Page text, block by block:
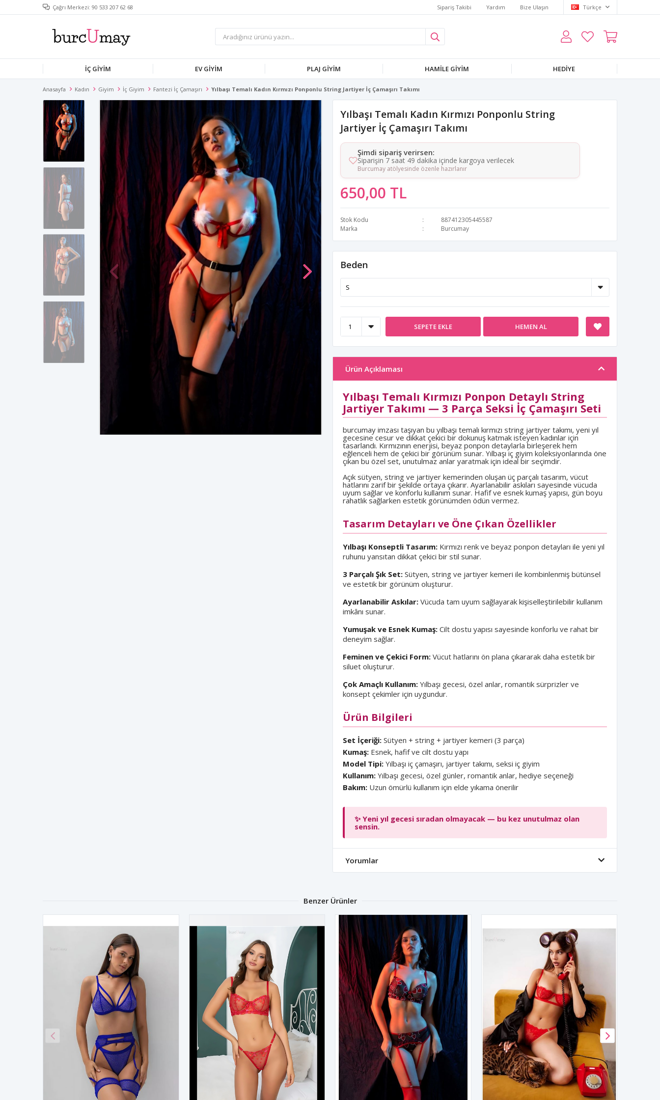
Çağrı Merkezi: 90 533 207 62 68 Sipariş Takibi Yardım Bize Ulaşın Türkçe
İÇ GIYIM EV GIYIM PLAJ GIYIM HAMILE GIYIM HEDIYE
Anasayfa Kadın Giyim İç Giyim Fantezi İç Çamaşırı Yılbaşı Temalı Kadın Kırmızı Ponponlu String Jartiyer İç Çamaşırı Takımı
Yılbaşı Temalı Kadın Kırmızı Ponponlu String
Jartiyer İç Çamaşırı Takımı
Şimdi sipariş verirsen:
Siparişin 7 saat 49 dakika içinde kargoya verilecek
Burcumay atölyesinde özenle hazırlanır
650,00 TL
Stok Kodu
887412305445587
Marka
Burcumay
Beden
SEPETE EKLE HEMEN AL
Ürün Açıklaması
Yılbaşı Temalı Kırmızı Ponpon Detaylı String
Jartiyer Takımı — 3 Parça Seksi İç Çamaşırı Seti
burcumay imzası taşıyan bu yılbaşı temalı kırmızı string jartiyer takımı, yeni yıl
gecesine cesur ve dikkat çekici bir dokunuş katmak isteyen kadınlar için
tasarlandı. Kırmızının enerjisi, beyaz ponpon detaylarla birleşerek hem
eğlenceli hem de çekici bir görünüm sunar. Yılbaşı iç giyim koleksiyonlarında öne
çıkan bu özel set, unutulmaz anlar yaratmak için ideal bir seçimdir.
Açık sütyen, string ve jartiyer kemerinden oluşan üç parçalı tasarım, vücut
hatlarını zarif bir şekilde ortaya çıkarır. Ayarlanabilir askıları sayesinde vücuda
uyum sağlar ve konforlu kullanım sunar. Hafif ve esnek kumaş yapısı, gün boyu
rahatlık sağlarken estetik görünümden ödün vermez.
Tasarım Detayları ve Öne Çıkan Özellikler
Yılbaşı Konseptli Tasarım: Kırmızı renk ve beyaz ponpon detayları ile yeni yıl
ruhunu yansıtan dikkat çekici bir stil sunar.
3 Parçalı Şık Set: Sütyen, string ve jartiyer kemeri ile kombinlenmiş bütünsel
ve estetik bir görünüm oluşturur.
Ayarlanabilir Askılar: Vücuda tam uyum sağlayarak kişiselleştirilebilir kullanım
imkânı sunar.
Yumuşak ve Esnek Kumaş: Cilt dostu yapısı sayesinde konforlu ve rahat bir
deneyim sağlar.
Feminen ve Çekici Form: Vücut hatlarını ön plana çıkararak daha estetik bir
siluet oluşturur.
Çok Amaçlı Kullanım: Yılbaşı gecesi, özel anlar, romantik sürprizler ve
konsept çekimler için uygundur.
Ürün Bilgileri
Set İçeriği: Sütyen + string + jartiyer kemeri (3 parça)
Kumaş: Esnek, hafif ve cilt dostu yapı
Model Tipi: Yılbaşı iç çamaşırı, jartiyer takımı, seksi iç giyim
Kullanım: Yılbaşı gecesi, özel günler, romantik anlar, hediye seçeneği
Bakım: Uzun ömürlü kullanım için elde yıkama önerilir
✨ Yeni yıl gecesi sıradan olmayacak — bu kez unutulmaz olan
sensin.
Yorumlar
Benzer Ürünler